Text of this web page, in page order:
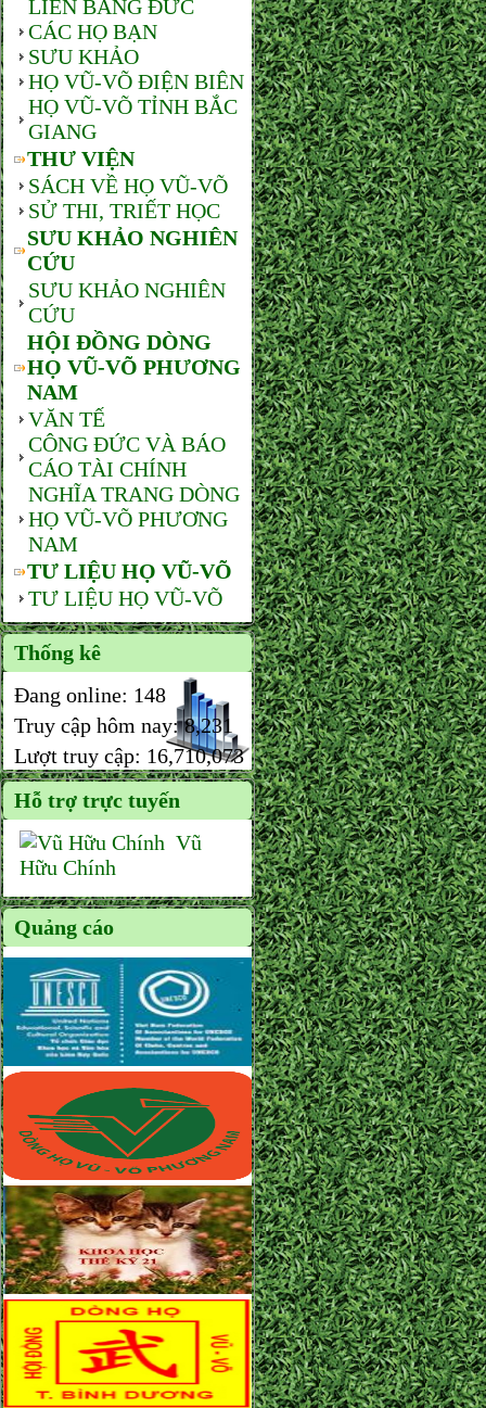
LIÊN BANG ĐỨC
CÁC HỌ BẠN
SƯU KHẢO
HỌ VŨ-VÕ ĐIỆN BIÊN
HỌ VŨ-VÕ TỈNH BẮC
GIANG
THƯ VIỆN
SÁCH VỀ HỌ VŨ-VÕ
SỬ THI, TRIẾT HỌC
SƯU KHẢO NGHIÊN
CỨU
SƯU KHẢO NGHIÊN
CỨU
HỘI ĐỒNG DÒNG
HỌ VŨ-VÕ PHƯƠNG
NAM
VĂN TẾ
CÔNG ĐỨC VÀ BÁO
CÁO TÀI CHÍNH
NGHĨA TRANG DÒNG
HỌ VŨ-VÕ PHƯƠNG
NAM
TƯ LIỆU HỌ VŨ-VÕ
TƯ LIỆU HỌ VŨ-VÕ
Thống kê
Đang online: 148
Truy cập hôm nay:8,231
Lượt truy cập: 16,710,073
Hỗ trợ trực tuyến
Vũ
Hữu Chính
Quảng cáo